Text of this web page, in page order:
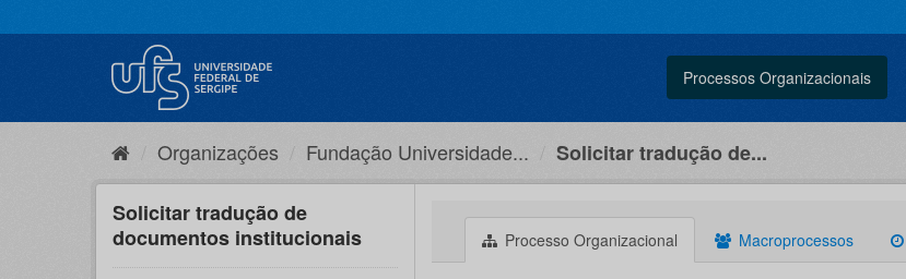
para
Processos Organizacionais
Organizações Fundação Universidade... Solicitar tradução de...
Solicitar tradução de
documentos institucionais
Processo Organizacional Macroprocessos